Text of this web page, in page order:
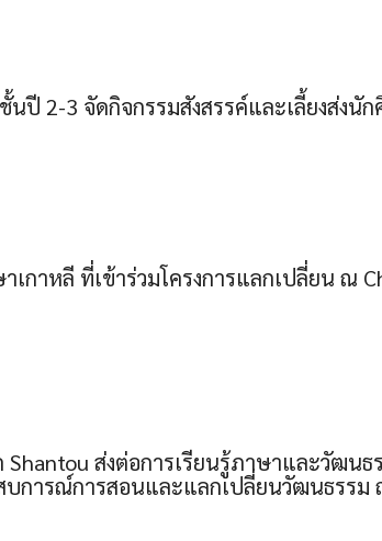
2-3 จัดกิจกรรมสังสรรค์และเลี้ยงส่งนั
กาหลี ที่เข้าร่วมโครงการแลกเปลี่ยน ณ
ส่งต่อการเรียนรู้ภาษาและวัฒนธ
การณ์การสอนและแลกเปลี่ยนวัฒนธรรม